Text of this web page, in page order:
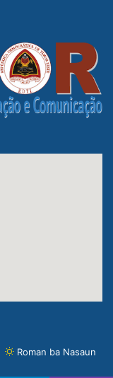
Roman ba Nasaun